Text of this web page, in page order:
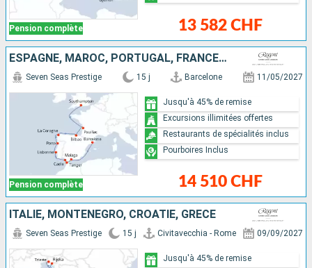
Pension complète 13 582 CHF
ESPAGNE, MAROC, PORTUGAL, FRANCE, ROYAUME-UNI
Pension complète
Seven Seas Prestige 15 j Barcelone 11/05/2027
14 510 CHF
Jusqu'à 45% de remise
Excursions illimitées offertes
Restaurants de spécialités inclus
Pourboires Inclus
ITALIE, MONTÉNÉGRO, CROATIE, GRÈCE
Seven Seas Prestige 15 j Civitavecchia - Rome 09/09/2027
Jusqu'à 45% de remise